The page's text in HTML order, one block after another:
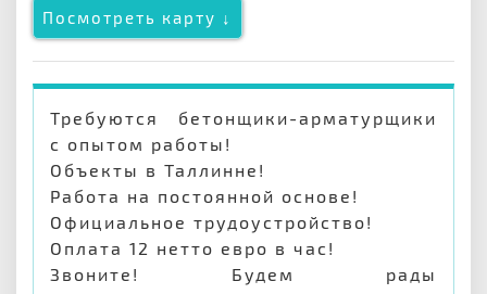
Посмотреть карту ↓
Требуются бетонщики-арматурщики
с опытом работы!
Объекты в Таллинне!
Работа на постоянной основе!
Официальное трудоустройство!
Оплата 12 нетто евро в час!
Звоните! Будем рады